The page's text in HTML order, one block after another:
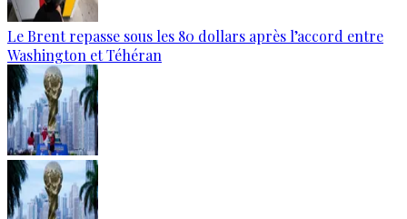
Le Brent repasse sous les 80 dollars après l’accord entre
Washington et Téhéran